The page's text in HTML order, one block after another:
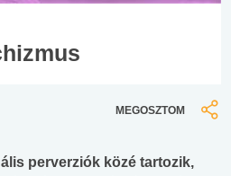
MEGOSZTOM
perverziók közé tartozik,